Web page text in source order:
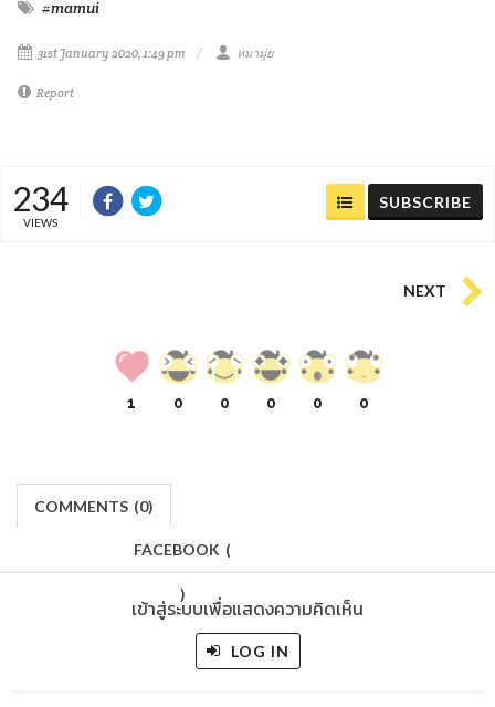
#mamui
31st January 2020, 1:49 pm หมามุ่ย
Report
234
VIEWS
SUBSCRIBE
NEXT
1 0 0 0 0 0
COMMENTS (0)
FACEBOOK (
)
เข้าสู่ระบบเพื่อแสดงความคิดเห็น
LOG IN